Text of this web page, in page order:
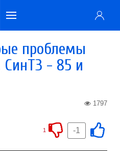
проблемы
СинТЗ - 85 и
1797
-1
1